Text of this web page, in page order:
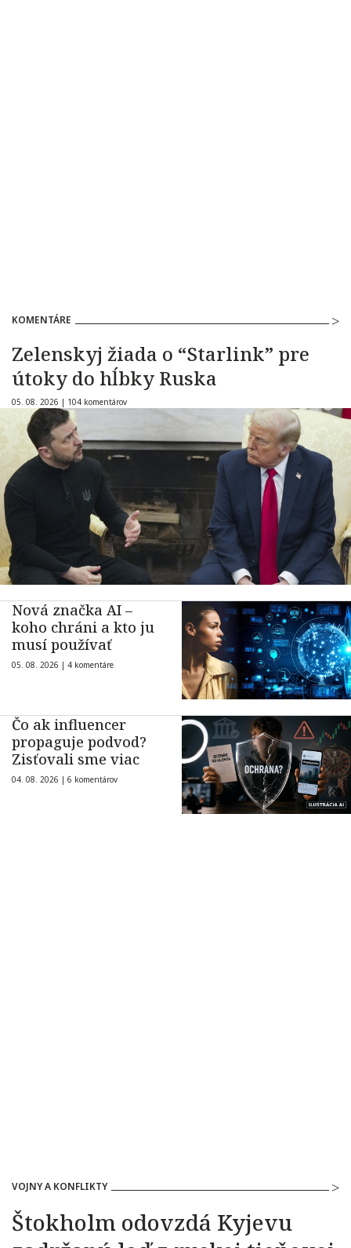
KOMENTÁRE
Zelenskyj žiada o “Starlink” pre
útoky do hĺbky Ruska
05. 08. 2026 | 104 komentárov
Nová značka AI –
koho chráni a kto ju
musí používať
05. 08. 2026 | 4 komentáre
Čo ak influencer
propaguje podvod?
Zisťovali sme viac
04. 08. 2026 | 6 komentárov
VOJNY A KONFLIKTY
Štokholm odovzdá Kyjevu